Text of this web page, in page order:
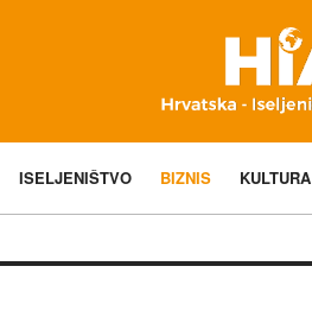
ISELJENIŠTVO BIZNIS KULTURA